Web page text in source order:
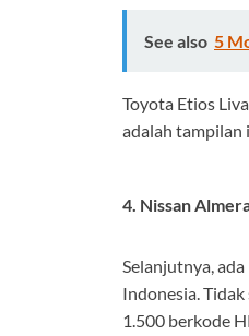
See also 5
Toyota Etios
adalah tampilan
4. Nissan
Selanjutnya,
Indonesia.
1.500 berkode